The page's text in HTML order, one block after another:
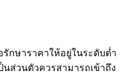
รักษาราคาให้อยู่ในระดับต่ำ
นส่วนตัวควรสามารถเข้าถึง